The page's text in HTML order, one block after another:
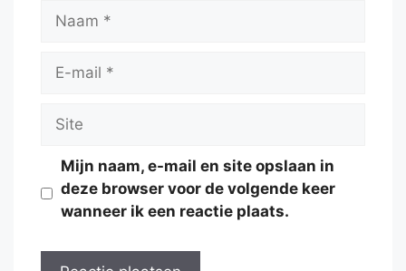
Naam
Site
Mijn naam, e-mail en site opslaan in
deze browser voor de volgende keer
wanneer ik een reactie plaats.